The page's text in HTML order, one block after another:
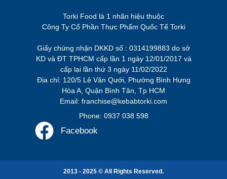
Torki Food là 1 nhãn hiệu thuộc
Công Ty Cổ Phần Thực Phẩm Quốc Tế Torki
Giấy chứng nhận DKKD số : 0314199883 do sở
KD và ĐT TPHCM cấp lần 1 ngày 12/01/2017 và
cấp lại lần thứ 3 ngày 11/02/2022
Địa chỉ: 120/5 Lê Văn Qưới, Phường Bình Hưng
Hòa A, Quận Bình Tân, Tp HCM
Email: franchise@kebabtorki.com
Phone: 0937 038 598
Facebook
2013 - 2025 © All Rights Reserved.